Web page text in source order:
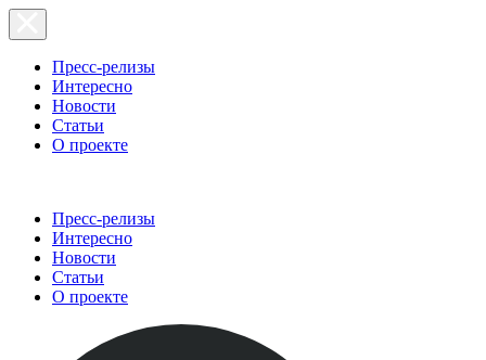
Пресс-релизы
Интересно
Новости
Статьи
О проекте
Пресс-релизы
Интересно
Новости
Статьи
О проекте